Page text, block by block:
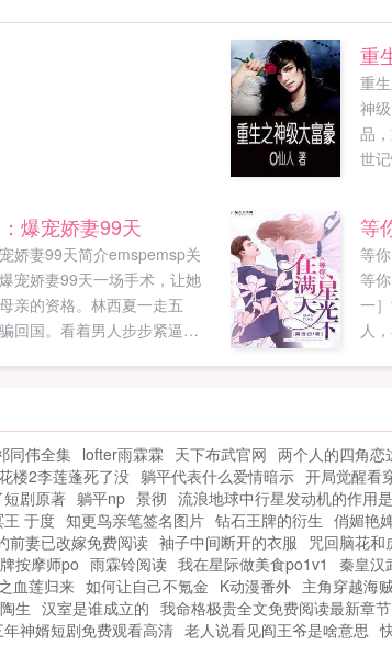
重
重
神
品
世
神级
爆宠娇妻99天
娇妻99天简介emspemsp关
宠娇妻99天一场手术，让她
亲的资格。林西夏一走五
回国。看着男人步步紧逼，
等
等
等
一
人
同伟全集 lofter雨霖霖 天下布武官网 两个人的四角恋
楼2李莲蓬死了没 躺平代表什么爱情暗示 开局觉醒看
剧原著 躺平np 景彻 流浪地球中行星发动机的作用
王 于度 知更鸟亲笔签名图片 钻石王牌的衍生 俏媚艳
前妻已改嫁免费阅读 袖子中间断开的衣服 咒回脑花和
按摩师po 雨霖铃阅读 我在星际做美食po1v1 秦皇汉
血莲归来 如何让自己不氪金 K动漫番外 主角穿越海
生 汉室是谁成立的 我命格极贵全文免费阅读最新章节
神婿短剧免费观看高清 老人说看见阎王爷是啥意思